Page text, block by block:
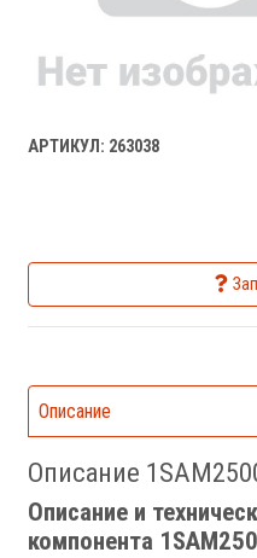
АРТИКУЛ: 263038
Описание
Описание
Описание и
компонента